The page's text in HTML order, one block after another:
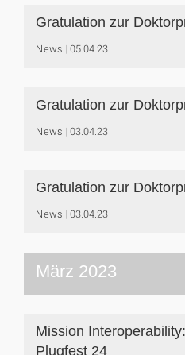
Gratulation zur
News 05.04.23
Gratulation zur
News 03.04.23
Gratulation zur
News 03.04.23
März 2023
Mission
Plugfest 24